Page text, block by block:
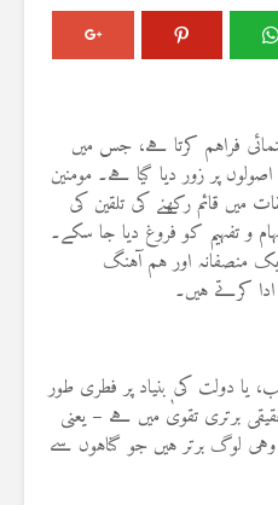
فراہم کرتا ہے، جس میں
پر زور دیا گیا ہے۔ مومنین
میں قائم رکھنے کی تلقین کی
و تفہیم کو فروغ دیا جا سکے۔
منصفانہ اور ہم آہنگ
کرتے ہیں۔
یا دولت کی بنیاد پر فطری طور
برتری تقویٰ میں ہے – یعنی
وہی لوگ برتر ہیں جو گناہوں سے